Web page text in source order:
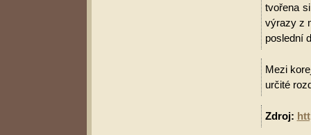
tvořena
výrazy z
poslední
Mezi
určité
Zdroj: